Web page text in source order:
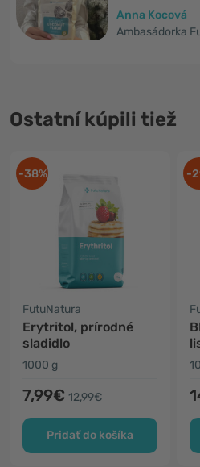
Anna Kocová
Ambasádorka
Ostatní kúpili tiež
-38%
FutuNatura
Erytritol, prírodné
sladidlo
1000 g
7,99€ 12,99€
Pridať do košíka
-